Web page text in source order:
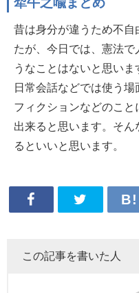
昔は身分が違うため不自
たが、今日では、憲法で
うなことはないと思い
日常会話などでは使う
フィクションなどのこ
出来ると思います。そん
るといいと思います。
この記事を書いた人